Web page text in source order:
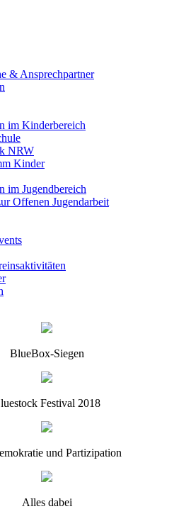
& Ansprechpartner
im Kinderbereich
NRW
Kinder
im Jugendbereich
Offenen Jugendarbeit
BlueBox-Siegen
Festival 2018
und Partizipation
Alles dabei